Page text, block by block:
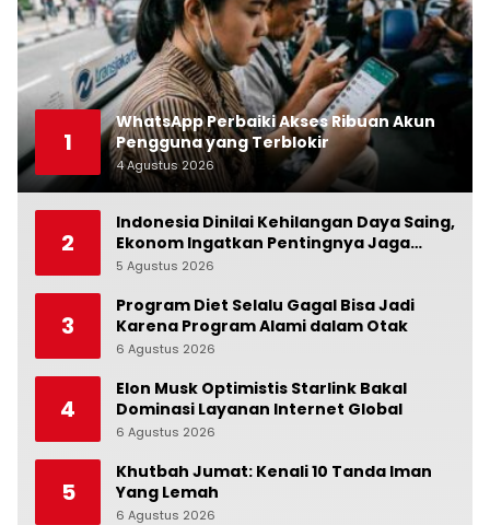
1
WhatsApp Perbaiki Akses Ribuan Akun
Pengguna yang Terblokir
4 Agustus 2026
2
Indonesia Dinilai Kehilangan Daya Saing,
Ekonom Ingatkan Pentingnya Jaga
Independensi Bank Indonesia
5 Agustus 2026
3
Program Diet Selalu Gagal Bisa Jadi
Karena Program Alami dalam Otak
6 Agustus 2026
4
Elon Musk Optimistis Starlink Bakal
Dominasi Layanan Internet Global
6 Agustus 2026
5
Khutbah Jumat: Kenali 10 Tanda Iman
Yang Lemah
6 Agustus 2026